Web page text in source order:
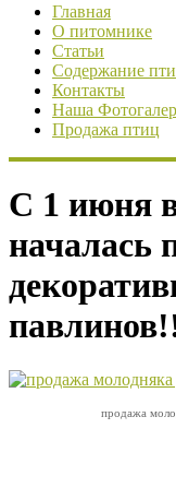
Главная
О питомнике
Статьи
Содержание
Контакты
Наша
Продажа птиц
С 1 июня
началась
продажа